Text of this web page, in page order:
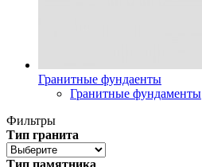
Гранитные фундаенты
Гранитные фундаменты
Фильтры
Тип гранита
Тип памятника